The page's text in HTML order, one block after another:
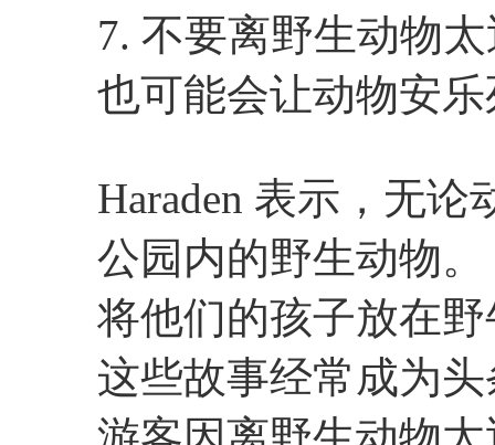
7. 不要离野生动物
也可能会让动物安
Haraden 表示，无
公园内的野生动物
将他们的孩子放在
这些故事经常成为